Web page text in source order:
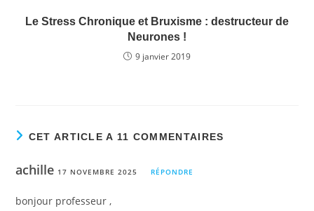
Le Stress Chronique et Bruxisme : destructeur de
Neurones !
9 janvier 2019
CET ARTICLE A 11 COMMENTAIRES
achille 17 NOVEMBRE 2025 RÉPONDRE
bonjour professeur ,